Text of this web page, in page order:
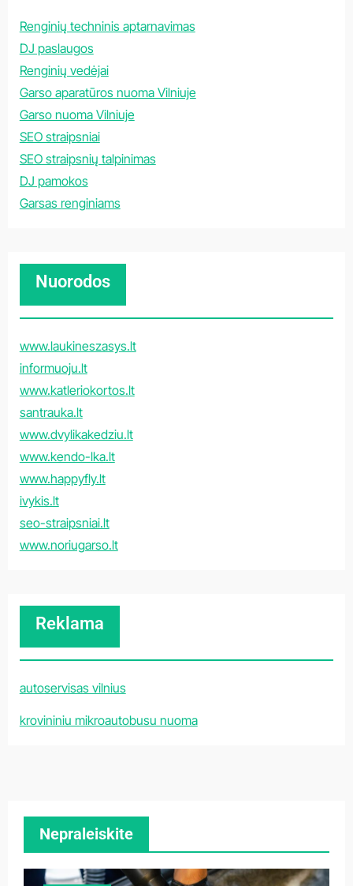
Renginių techninis aptarnavimas
DJ paslaugos
Renginių vedėjai
Garso aparatūros nuoma Vilniuje
Garso nuoma Vilniuje
SEO straipsniai
SEO straipsnių talpinimas
DJ pamokos
Garsas renginiams
Nuorodos
www.laukineszasys.lt
informuoju.lt
www.katleriokortos.lt
santrauka.lt
www.dvylikakedziu.lt
www.kendo-lka.lt
www.happyfly.lt
ivykis.lt
seo-straipsniai.lt
www.noriugarso.lt
Reklama
autoservisas vilnius
krovininiu mikroautobusu nuoma
Nepraleiskite